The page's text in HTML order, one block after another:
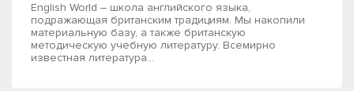
English World – школа английского языка,
подражающая британским традициям. Мы накопили
материальную базу, а также британскую
методическую учебную литературу. Всемирно
известная литература...